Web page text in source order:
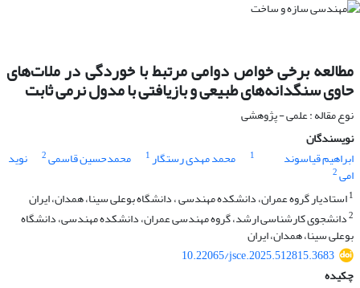
مطالعه برخی خواص دوامی مرتبط با خوردگی در ملات‌های
حاوی سنگدانه‌های طبیعی و بازیافتی با مدول نرمی ثابت
نوع مقاله : علمی - پژوهشی
نویسندگان
ابراهیم قیاسوند
1 محمد مهدی رستگار1 محمدحسین قاسمی2 نوید
امی2
1استادیار گروه عمران، دانشکده مهندسی ، دانشگاه بوعلی سینا، همدان، ایران
2دانشجوی کارشناسی ارشد، گروه مهندسی عمران، دانشکده مهندسی، دانشگاه
بوعلی سینا، همدان، ایران
10.22065/jsce.2025.512815.3683
چکیده